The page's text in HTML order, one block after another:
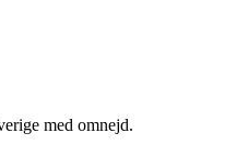
med omnejd.